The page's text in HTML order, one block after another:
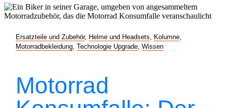
Ersatzteile und Zubehör, Helme und Headsets Kolumne
Motorradbekleidung Technologie Upgrade Wissen
Motorrad